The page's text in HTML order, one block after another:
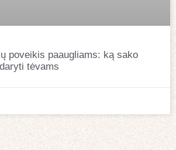
poveikis paaugliams: ką sako
tėvams